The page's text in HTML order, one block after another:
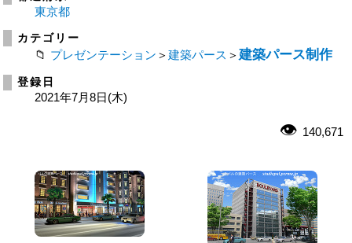
東京都
カテゴリー
プレゼンテーション ＞ 建築パース ＞ 建築パース制作
登録日
2021年7月8日(木)
140,671